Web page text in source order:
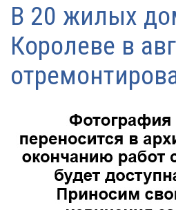
В 20 жилых
Королеве в